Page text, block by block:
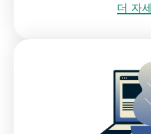
더 자